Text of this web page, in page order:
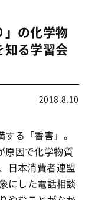
」の化学物
知る学習会
2018.8.10
る「香害」。
原因で化学物質
日本消費者連盟
にした電話相談